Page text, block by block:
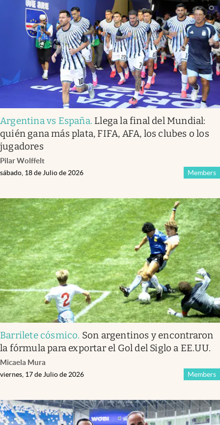
Argentina vs España. Llega la final del Mundial:
quién gana más plata, FIFA, AFA, los clubes o los
jugadores
Pilar Wolffelt
Members
sábado, 18 de Julio de 2026
Barrilete cósmico. Son argentinos y encontraron
la fórmula para exportar el Gol del Siglo a EE.UU.
Micaela Mura
Members
viernes, 17 de Julio de 2026